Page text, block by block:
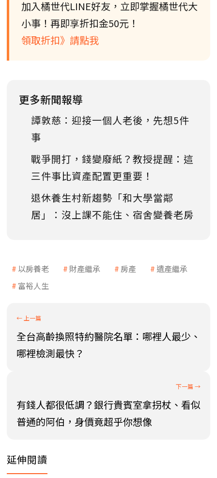
加入橘世代LINE好友，立即掌握橘世代大
小事！再即享折扣金50元！
領取折扣》請點我
更多新聞報導
譚敦慈：迎接一個人老後，先想5件
事
戰爭開打，錢變廢紙？教授提醒：這
三件事比資產配置更重要！
退休養生村新趨勢「和大學當鄰
居」：沒上課不能住、宿舍變養老房
以房養老 財產繼承 房產
遺產繼承
富裕人生
全台高齡換照特約醫院名單：哪裡人最少、
哪裡檢測最快？
有錢人都很低調？銀行貴賓室拿拐杖、看似
普通的阿伯，身價竟超乎你想像
延伸閱讀